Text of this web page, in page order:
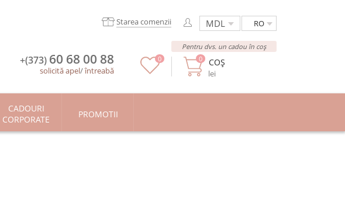
RO
Starea comenzii
COȘ
lei
0
Pentru dvs. un cadou în coș
0
+(373) 60 68 00 88
solicită apel/întreabă
CADOURI
CORPORATE
PROMOTII